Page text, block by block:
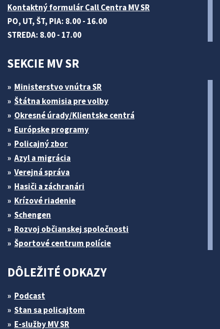
Kontaktný formulár Call Centra MV SR
PO, UT, ŠT, PIA: 8.00 - 16.00
STREDA: 8.00 - 17.00
SEKCIE MV SR
Ministerstvo vnútra SR
Štátna komisia pre volby
Okresné úrady/Klientske centrá
Európske programy
Policajný zbor
Azyl a migrácia
Verejná správa
Hasiči a záchranári
Krízové riadenie
Schengen
Rozvoj občianskej spoločnosti
Športové centrum polície
DÔLEŽITÉ ODKAZY
Podcast
Stan sa policajtom
E-služby MV SR